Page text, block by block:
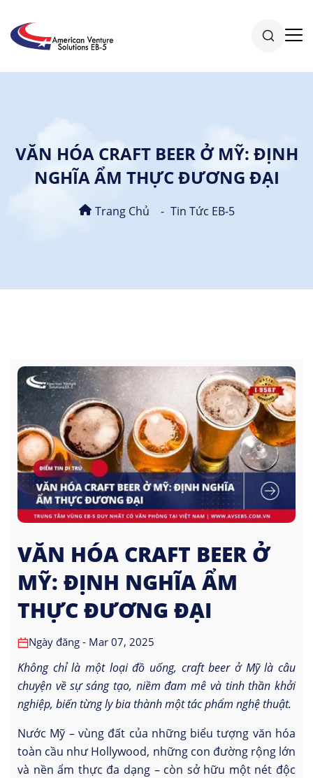
VĂN HÓA CRAFT BEER Ở MỸ: ĐỊNH
NGHĨA ẨM THỰC ĐƯƠNG ĐẠI
Trang Chủ Tin Tức EB-5
VĂN HÓA CRAFT BEER Ở
MỸ: ĐỊNH NGHĨA ẨM
THỰC ĐƯƠNG ĐẠI
Ngày đăng - Mar 07, 2025
Không chỉ là một loại đồ uống, craft beer ở Mỹ là câu
chuyện về sự sáng tạo, niềm đam mê và tinh thần khởi
nghiệp, biến từng ly bia thành một tác phẩm nghệ thuật.
Nước Mỹ – vùng đất của những biểu tượng văn hóa
toàn cầu như Hollywood, những con đường rộng lớn
và nền ẩm thực đa dạng – còn sở hữu một nét độc